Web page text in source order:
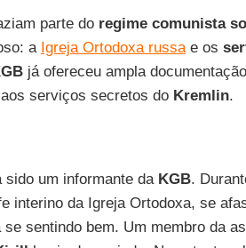
parte do regime comunista
a Igreja Ortodoxa russae os
já ofereceu ampla
serviços secretos do Kremlin.
sido um informante da KGB.
interino da Igreja Ortodoxa, se
sentindo bem. Um membro da